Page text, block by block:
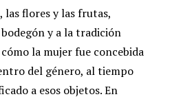
las flores y las frutas,
y a la tradición
la mujer fue concebida
del género, al tiempo
a esos objetos. En